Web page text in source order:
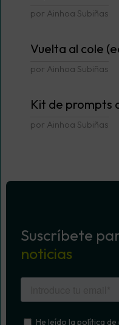
por Ainhoa Subiñas
Vuelta al cole
por Ainhoa Subiñas
Kit de prompts
por Ainhoa Subiñas
Suscríbete
noticias